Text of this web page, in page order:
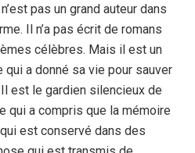
pas un grand auteur dans
Il n’a pas écrit de romans
célèbres. Mais il est un
qui a donné sa vie pour sauver
est le gardien silencieux de
qui a compris que la mémoire
est conservé dans des